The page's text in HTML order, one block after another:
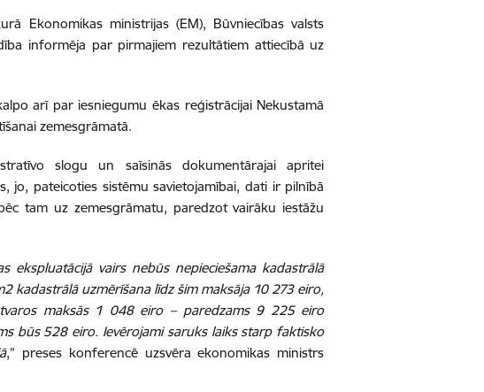
Ekonomikas ministrijas (EM), Būvniecības valsts
informēja par pirmajiem rezultātiem attiecībā uz
arī par iesniegumu ēkas reģistrācijai Nekustamā
zemesgrāmatā.
slogu un saīsinās dokumentārajai apritei
jo, pateicoties sistēmu savietojamībai, dati ir pilnībā
tam uz zemesgrāmatu, paredzot vairāku iestāžu
ekspluatācijā vairs nebūs nepieciešama kadastrālā
kadastrālā uzmērīšana līdz šim maksāja 10 273 eiro,
maksās 1 048 eiro – paredzams 9 225 eiro
būs 528 eiro. Ievērojami saruks laiks starp faktisko
,” preses konferencē uzsvēra ekonomikas ministrs